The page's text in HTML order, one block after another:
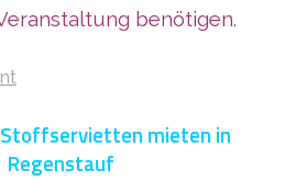
benötigen.
mieten in
Regenstauf